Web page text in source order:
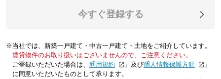
今すぐ登録する
※当社では、新築一戸建て・中古一戸建て・土地をご紹介しています。
賃貸物件のお取り扱いはございませんので、ご注意ください。
ご登録いただいた場合は、「利用規約 」及び「個人情報保護方針
」
に同意いただいたものとして承ります。